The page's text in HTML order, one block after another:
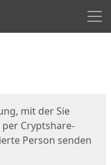
mit der Sie
per Cryptshare-
Person senden